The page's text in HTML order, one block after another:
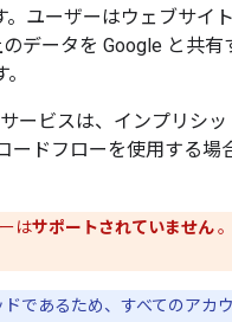
。ユーザーはウェブサイ
データを Google と共有
ービスは、インプリシッ
ードフローを使用する場
はサポートされていません
であるため、すべてのアカ